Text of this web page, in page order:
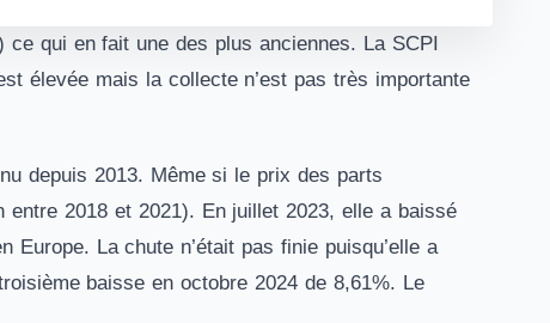
qui en fait une des plus anciennes. La SCPI
élevée mais la collecte n’est pas très importante
depuis 2013. Même si le prix des parts
2018 et 2021). En juillet 2023, elle a baissé
La chute n’était pas finie puisqu’elle a
baisse en octobre 2024 de 8,61%. Le